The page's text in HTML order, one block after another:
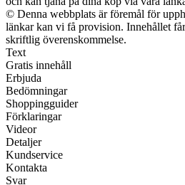
© Denna webbplats är föremål för
länkar kan vi få provision. Innehållet
skriftlig överenskommelse.
Text
Gratis innehåll
Erbjuda
Bedömningar
Shoppingguider
Förklaringar
Videor
Detaljer
Kundservice
Kontakta
Svar